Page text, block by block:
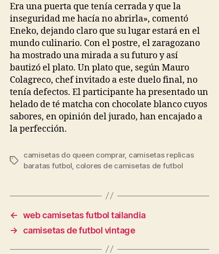
Era una puerta que tenía cerrada y que la
inseguridad me hacía no abrirla», comentó
Eneko, dejando claro que su lugar estará en el
mundo culinario. Con el postre, el zaragozano
ha mostrado una mirada a su futuro y así
bautizó el plato. Un plato que, según Mauro
Colagreco, chef invitado a este duelo final, no
tenía defectos. El participante ha presentado un
helado de té matcha con chocolate blanco cuyos
sabores, en opinión del jurado, han encajado a
la perfección.
Etiquetas
camisetas do queen comprar, camisetas replicas
baratas futbol colores de camisetas de futbol
← web camisetas futbol tailandia
→
camisetas de futbol vintage